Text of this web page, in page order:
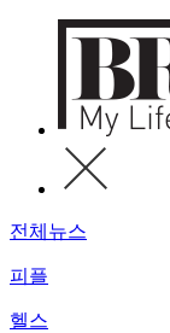
전체뉴스
피플
헬스